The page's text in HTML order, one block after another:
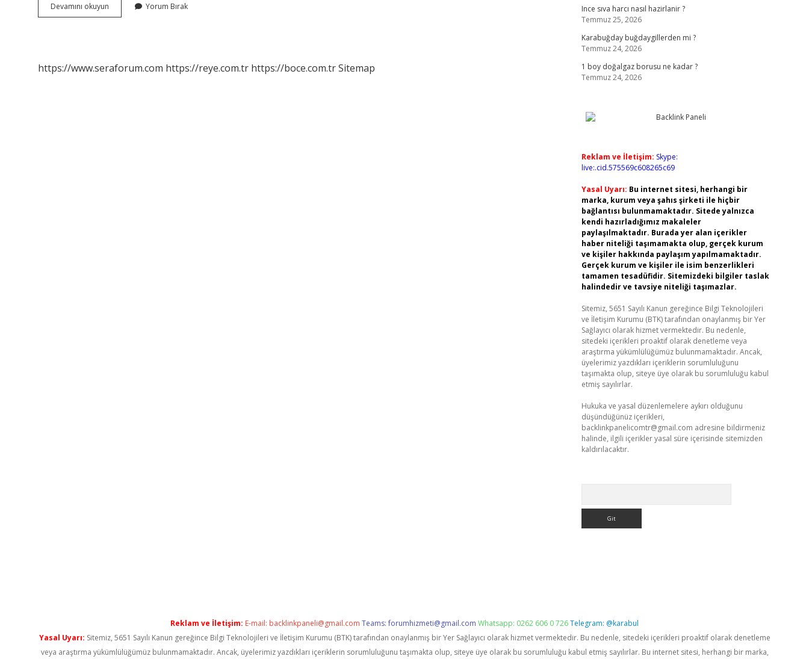
Devamını okuyun Astronomi
Nasıl
Yorum Bırak
https://www.seraforum.com https://reye.com.tr https://boce.com.trSitemap
Ince sıva harcı nasıl hazirlanir ?
Temmuz 25, 2026
Karabuğday buğdaygillerden mi ?
Temmuz 24, 2026
1 boy doğalgaz borusu ne kadar ?
Temmuz 24, 2026
Reklam ve İletişim: Skype:
live:.cid.575569c608265c69
Yasal Uyarı: Bu internet sitesi, herhangi bir
marka, kurum veya şahıs şirketi ile hiçbir
bağlantısı bulunmamaktadır. Sitede yalnızca
kendi hazırladığımız makaleler
paylaşılmaktadır. Burada yer alan içerikler
haber niteliği taşımamakta olup, gerçek kurum
ve kişiler hakkında paylaşım yapılmamaktadır.
Gerçek kurum ve kişiler ile isim benzerlikleri
tamamen tesadüfidir. Sitemizdeki bilgiler taslak
halindedir ve tavsiye niteliği taşımazlar.
Sitemiz, 5651 Sayılı Kanun gereğince Bilgi Teknolojileri
ve İletişim Kurumu (BTK) tarafından onaylanmış bir Yer
Sağlayıcı olarak hizmet vermektedir. Bu nedenle,
sitedeki içerikleri proaktif olarak denetleme veya
araştırma yükümlülüğümüz bulunmamaktadır. Ancak,
üyelerimiz yazdıkları içeriklerin sorumluluğunu
taşımakta olup, siteye üye olarak bu sorumluluğu kabul
etmiş sayılırlar.
Hukuka ve yasal düzenlemelere aykırı olduğunu
düşündüğünüz içerikleri,
backlinkpanelicomtr@gmail.com adresine bildirmeniz
halinde, ilgili içerikler yasal süre içerisinde sitemizden
kaldırılacaktır.
Reklam ve İletişim: E-mail: backlinkpaneli@gmail.com Teams:forumhizmeti@gmail.com Whatsapp: 0262 606 0 726Telegram: @karabul
Yasal Uyarı: Sitemiz, 5651 Sayılı Kanun gereğince Bilgi Teknolojileri ve İletişim Kurumu (BTK) tarafından onaylanmış bir Yer Sağlayıcı olarak hizmet vermektedir. Bu nedenle, sitedeki içerikleri proaktif olarak denetleme
veya araştırma yükümlülüğümüz bulunmamaktadır. Ancak, üyelerimiz yazdıkları içeriklerin sorumluluğunu taşımakta olup, siteye üye olarak bu sorumluluğu kabul etmiş sayılırlar. Bu internet sitesi, herhangi bir marka,